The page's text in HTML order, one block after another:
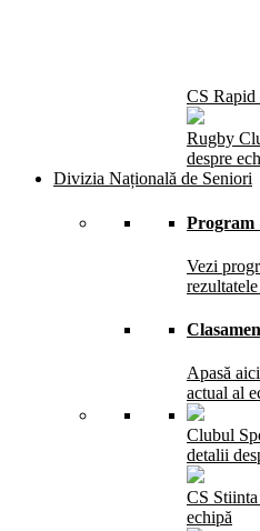
CS Rapid
Rugby
despre
Divizia Națională de Seniori
Program
Vezi
Apasă
actual al
Clubul
detalii
CS
echipă